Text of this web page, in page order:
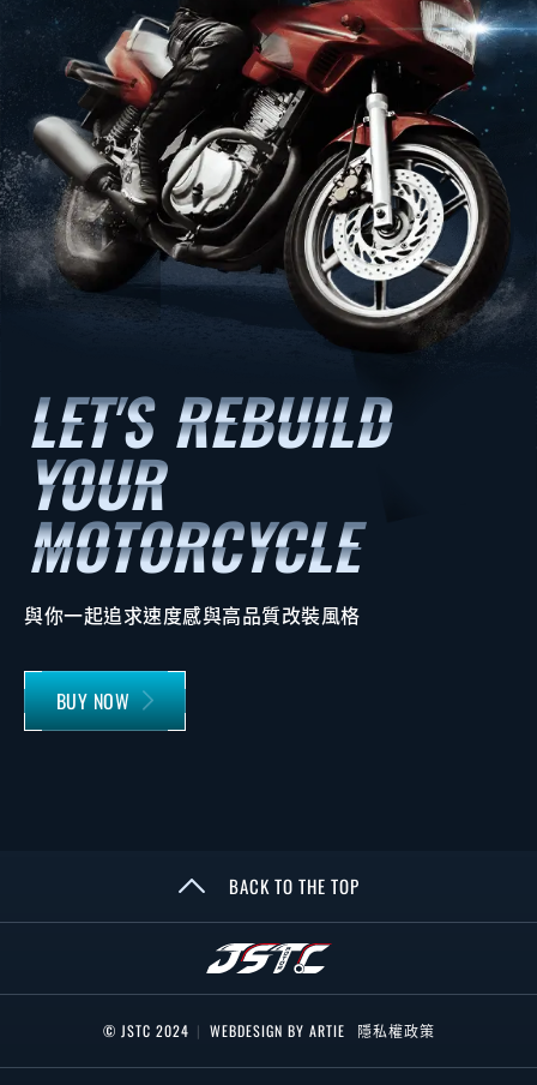
與你一起追求速度感與高品質改裝風格
BUY NOW
BACK TO THE TOP
© JSTC 2024 | WEBDESIGN BY ARTIE 隱私權政策